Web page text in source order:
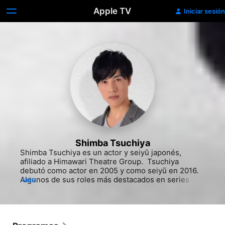
Apple TV Iniciar sesión
Shimba Tsuchiya
Shimba Tsuchiya es un actor y seiyū japonés,
afiliado a Himawari Theatre Group. ​ Tsuchiya
debutó como actor en 2005 y como seiyū en 2016.
Algunos de sus roles más destacados en series de
como actor el de Toshio Saeki en la película The
MÁS